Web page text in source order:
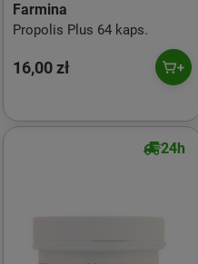
Farmina
Propolis Plus 64 kaps.
16,00 zł
24h